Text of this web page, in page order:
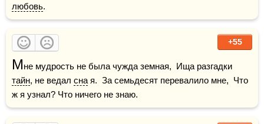
любовь.
+55
М
тайн, не ведал сна я.  За семьдесят перевалило мне,  Что
ж я узнал? Что ничего не знаю.